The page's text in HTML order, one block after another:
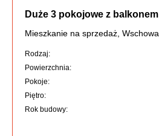
Duże 3 pokojowe z
Mieszkanie na sprzedaż, Wschowa
Rodzaj:
Powierzchnia:
Pokoje:
Piętro:
Rok budowy: